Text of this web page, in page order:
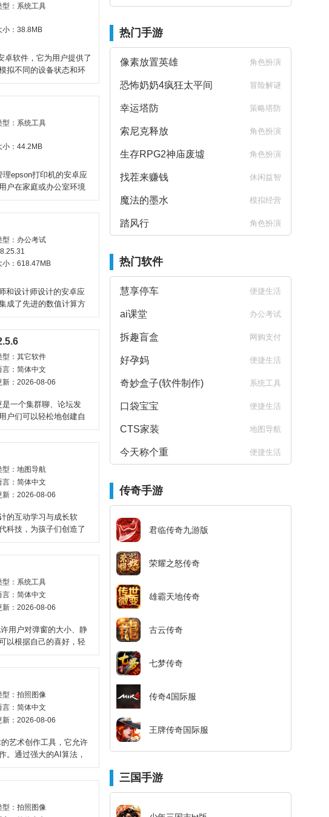
型：系统工具
小：38.8MB
卓软件，它为用户提供了
拟不同的设备状态和环
型：系统工具
小：44.2MB
epson打印机的安卓应
户在家庭或办公室环境
型：办公考试
小：618.47MB
和设计师设计的安卓应
成了先进的数值计算方
型：其它软件
言：简体中文
新：2026-08-06
一个集群聊、论坛发
户们可以轻松地创建自
型：地图导航
言：简体中文
新：2026-08-06
的互动学习与成长软
科技，为孩子们创造了
型：系统工具
言：简体中文
新：2026-08-06
用户对弹窗的大小、静
以根据自己的喜好，轻
型：拍照图像
言：简体中文
新：2026-08-06
艺术创作工具，它允许
。通过强大的AI算法，
型：拍照图像
热门手游
像素放置英雄 角色扮演
恐怖奶奶4疯狂太平间 冒险解谜
幸运塔防 策略塔防
索尼克释放 角色扮演
生存RPG2神庙废墟 角色扮演
找茬来赚钱 休闲益智
魔法的墨水 模拟经营
踏风行 角色扮演
热门软件
慧享停车 便捷生活
ai课堂 办公考试
拆趣盲盒 网购支付
好孕妈 便捷生活
奇妙盒子(软件制作) 系统工具
口袋宝宝 便捷生活
CTS家装 地图导航
今天称个重 便捷生活
传奇手游
君临传奇九游版
荣耀之怒传奇
雄霸天地传奇
古云传奇
七梦传奇
传奇4国际服
王牌传奇国际服
三国手游